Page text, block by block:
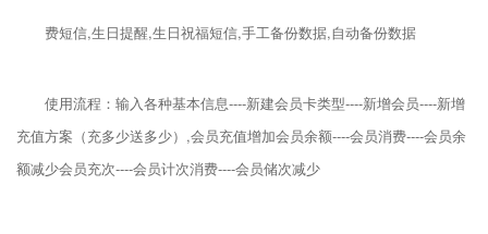
费短信,生日提醒,生日祝福短信,手工备份数据,自动备份数据
使用流程：输入各种基本信息----新建会员卡类型----新增会员----新增
充值方案（充多少送多少）,会员充值增加会员余额----会员消费----会员余
额减少会员充次----会员计次消费----会员储次减少